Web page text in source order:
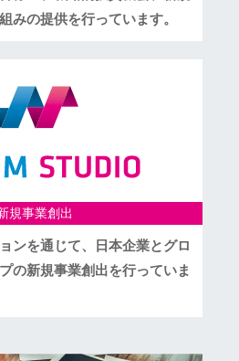
みの提供を行っています。
規事業創出
ンを通じて、日本企業とグロ
の新規事業創出を行っていま